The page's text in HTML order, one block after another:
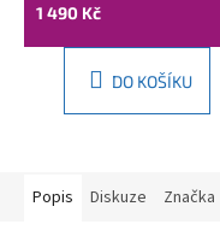
1 490 Kč
DO KOŠÍKU
Popis Diskuze Značka